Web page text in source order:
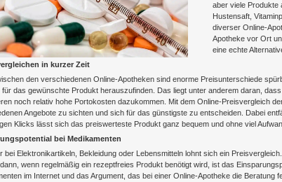
aber viele Produkte
Hustensaft,
diverser Online-
Apotheke vor Ort
eine echte
in kurzer Zeit
den verschiedenen Online-Apotheken sind enorme Preisunterschiede
für das gewünschte Produkt herauszufinden. Das liegt unter anderem daran,
noch relativ hohe Portokosten dazukommen. Mit dem Online-Preisvergleich
Angebote zu sichten und sich für das günstigste zu entscheiden. Dabei
Klicks lässt sich das preiswerteste Produkt ganz bequem und ohne viel
bei Medikamenten
bei Elektronikartikeln, Bekleidung oder Lebensmitteln lohnt sich ein
wenn regelmäßig ein rezeptfreies Produkt benötigt wird, ist das
im Internet und das Argument, das bei einer Online-Apotheke die Beratung